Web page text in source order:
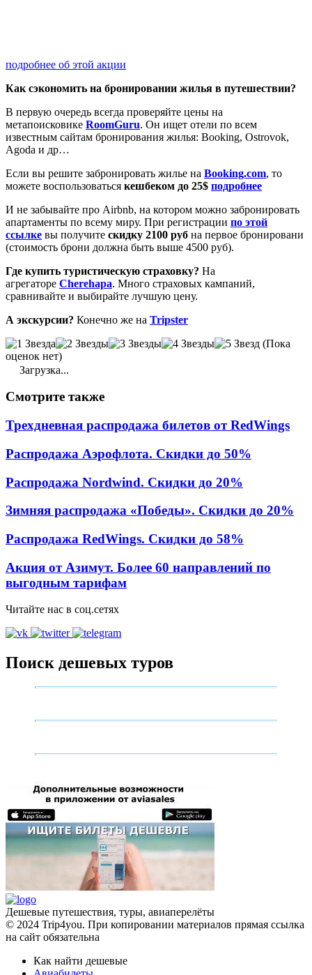
подробнее об этой акции
Как сэкономить на бронировании жилья в путешествии?
В первую очередь всегда проверяйте цены на
метапоисковике RoomGuru. Он ищет отели по всем
известным сайтам бронирования жилья: Booking, Ostrovok,
Agoda и др…
Если вы решите забронировать жилье на Booking.com, то
можете воспользоваться кешбеком до 25$ подробнее
И не забывайте про Airbnb, на котором можно забронировать
апартаменты по всему миру. При регистрации по этой
ссылке вы получите скидку 2100 руб на первое бронировани
(стоимость брони должна быть выше 4500 руб).
Где купить туристическую страховку? На
агрегаторе Cherehapa. Много страховых кампаний,
сравнивайте и выбирайте лучшую цену.
А экскурсии? Конечно же на Tripster
(Пока
оценок нет)
Загрузка...
Смотрите также
Трехдневная распродажа билетов от RedWings
Распродажа Аэрофлота. Скидки до 50%
Распродажа Nordwind. Скидки до 20%
Зимняя распродажа «Победы». Скидки до 20%
Распродажа RedWings. Скидки до 58%
Акция от Азимут. Более 60 направлений по
выгодным тарифам
Читайте нас в соц.сетях
Поиск дешевых туров
Дешевые путешествия, туры, авиаперелёты
© 2024 Trip4you. При копировании материалов прямая ссылка
на сайт обязательна
Как найти дешевые